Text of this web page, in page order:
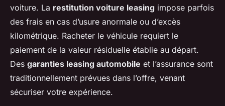
voiture. La restitution voiture leasing impose parfois
des frais en cas d’usure anormale ou d’excès
kilométrique. Racheter le véhicule requiert le
paiement de la valeur résiduelle établie au départ.
Des garanties leasing automobile et l’assurance sont
traditionnellement prévues dans l’offre, venant
sécuriser votre expérience.